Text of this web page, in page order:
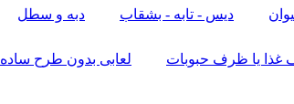
دیس - تابه - بشقاب دبه و سطل
یا ظرف حبوبات لعابی بدون طرح ساده